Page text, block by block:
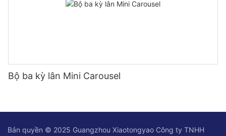
Bộ ba kỳ lân Mini Carousel
Bản quyền © 2025 Guangzhou Xiaotongyao Công ty TNHH